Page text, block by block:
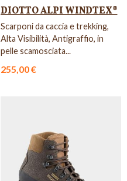
DIOTTO ALPI WINDTEX®
Scarponi da caccia e trekking,
Alta Visibilità, Antigraffio, in
pelle scamosciata...
255,00 €